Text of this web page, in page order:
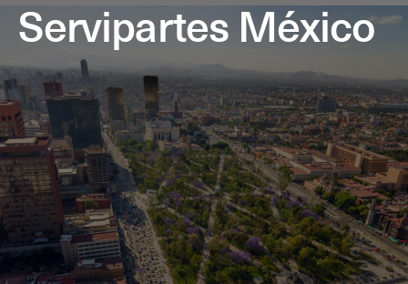
Servipartes México